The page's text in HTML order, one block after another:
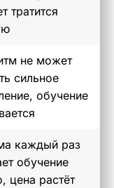
тратится
не может
сильное
обучение
каждый раз
обучение
цена растёт